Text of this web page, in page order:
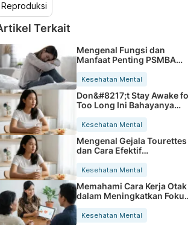
Reproduksi
Terkait
Mengenal Fungsi dan
Manfaat Penting PSMBA
Kesehatan Mental
Don&#8217;t Stay Awake
Too Long Ini Bahayanya
Kesehatan Mental
Mengenal Gejala Tourettes
dan Cara Efektif
Kesehatan Mental
Memahami Cara Kerja Otak
dalam Meningkatkan Fokus
Harian
Kesehatan Mental